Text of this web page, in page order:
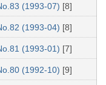
(1993-07) [8]
(1993-04) [8]
(1993-01) [7]
(1992-10) [9]